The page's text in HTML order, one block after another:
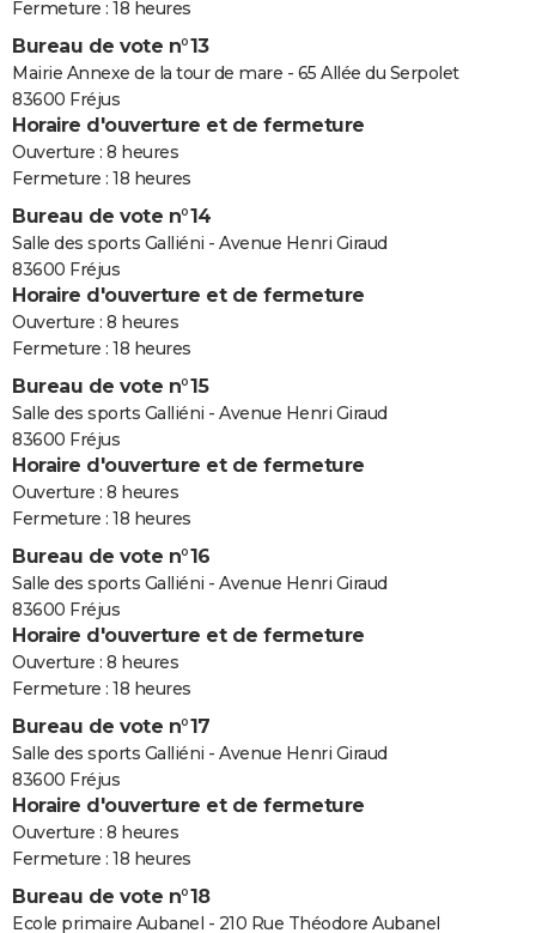
Fermeture : 18 heures
Bureau de vote n°13
Mairie Annexe de la tour de mare - 65 Allée du Serpolet
83600 Fréjus
Horaire d'ouverture et de fermeture
Ouverture : 8 heures
Fermeture : 18 heures
Bureau de vote n°14
Salle des sports Galliéni - Avenue Henri Giraud
83600 Fréjus
Horaire d'ouverture et de fermeture
Ouverture : 8 heures
Fermeture : 18 heures
Bureau de vote n°15
Salle des sports Galliéni - Avenue Henri Giraud
83600 Fréjus
Horaire d'ouverture et de fermeture
Ouverture : 8 heures
Fermeture : 18 heures
Bureau de vote n°16
Salle des sports Galliéni - Avenue Henri Giraud
83600 Fréjus
Horaire d'ouverture et de fermeture
Ouverture : 8 heures
Fermeture : 18 heures
Bureau de vote n°17
Salle des sports Galliéni - Avenue Henri Giraud
83600 Fréjus
Horaire d'ouverture et de fermeture
Ouverture : 8 heures
Fermeture : 18 heures
Bureau de vote n°18
Ecole primaire Aubanel - 210 Rue Théodore Aubanel